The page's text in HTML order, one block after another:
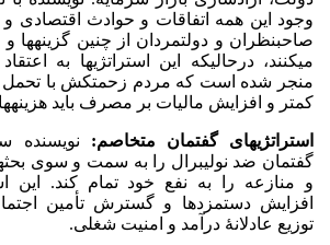
وجود این همه اتفاقات و حوادث اقتصادی و
صاحبنظران و دولتمردان از چنین گزینه­ها و
می­کنند، در­حالی­که این استراتژی­ها به
منجر شده است که مردم زحمتکش با تحمل
کمتر و افزایش مالیات بر مصرف باید
استراتژی­های گفتمان متخاصم: نویسنده
گفتمان ضد نولیبرال را به سمت و سوی
و منازعه را به نفع خود تمام کند. این
افزایش دستمزدها و گسترش تأمین
توزیع عادلانۀ درآمد و امنیت شغلی.